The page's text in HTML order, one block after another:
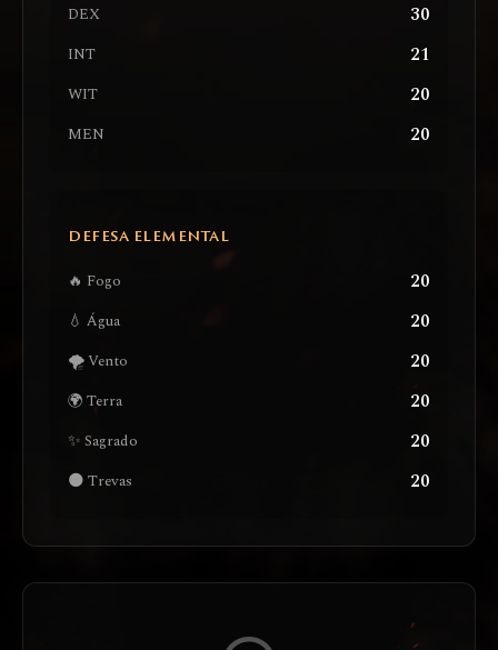
DEX 30
INT 21
WIT 20
MEN 20
DEFESA ELEMENTAL
🔥 Fogo 20
💧 Água 20
🌪️ Vento 20
🌍 Terra 20
✨ Sagrado 20
🌑 Trevas 20